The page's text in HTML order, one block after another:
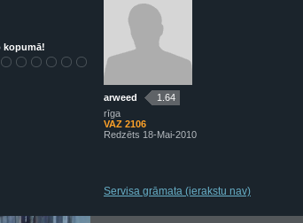
kopumā!
arweed
1.64
rīga
VAZ 2106
Redzēts 18-Mai-2010
Servisa grāmata (ierakstu nav)